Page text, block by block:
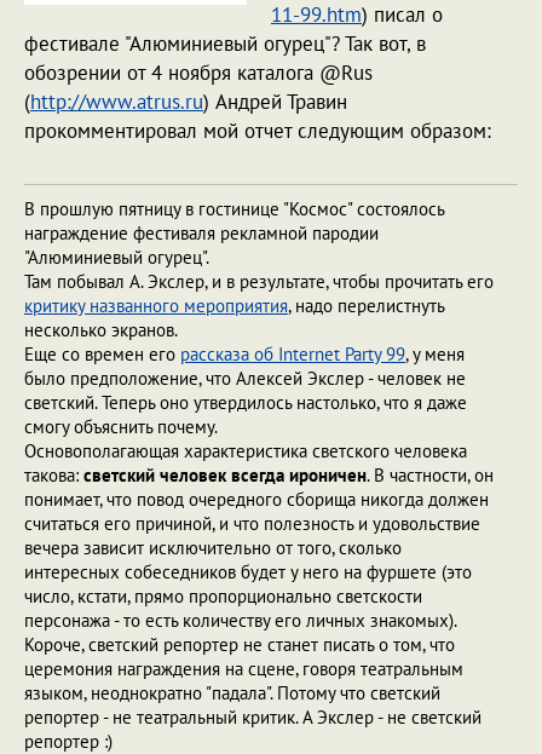
11-99.htm) писал о
фестивале "Алюминиевый огурец"? Так вот, в
обозрении от 4 ноября каталога @Rus
(http://www.atrus.ru) Андрей Травин
прокомментировал мой отчет следующим образом:
В прошлую пятницу в гостинице "Космос" состоялось
награждение фестиваля рекламной пародии
"Алюминиевый огурец".
Там побывал А. Экслер, и в результате, чтобы прочитать его
критику названного мероприятия, надо перелистнуть
несколько экранов.
Еще со времен его рассказа об Internet Party 99, у меня
было предположение, что Алексей Экслер - человек не
светский. Теперь оно утвердилось настолько, что я даже
смогу объяснить почему.
Основополагающая характеристика светского человека
такова: светский человек всегда ироничен. В частности, он
понимает, что повод очередного сборища никогда должен
считаться его причиной, и что полезность и удовольствие
вечера зависит исключительно от того, сколько
интересных собеседников будет у него на фуршете (это
число, кстати, прямо пропорционально светскости
персонажа - то есть количеству его личных знакомых).
Короче, светский репортер не станет писать о том, что
церемония награждения на сцене, говоря театральным
языком, неоднократно "падала". Потому что светский
репортер - не театральный критик. А Экслер - не светский
репортер :)